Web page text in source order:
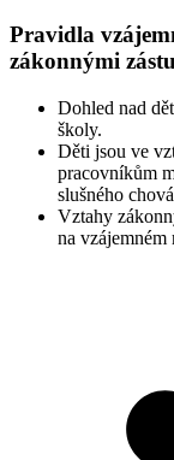
Pravidla
zákonnými
Dohled nad
školy.
Děti jsou ve
pracovníkům
slušného
Vztahy
na vzájemném